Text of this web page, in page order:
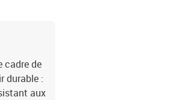
cadre de
durable :
aux